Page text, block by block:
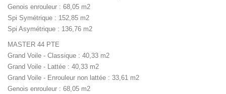
Genois enrouleur : 68,05 m2
Spi Symétrique : 152,85 m2
Spi Asymétrique : 136,76 m2
MASTER 44 PTE
Grand Voile - Classique : 40,33 m2
Grand Voile - Lattée : 40,33 m2
Grand Voile - Enrouleur non lattée : 33,61 m2
Genois enrouleur : 68,05 m2